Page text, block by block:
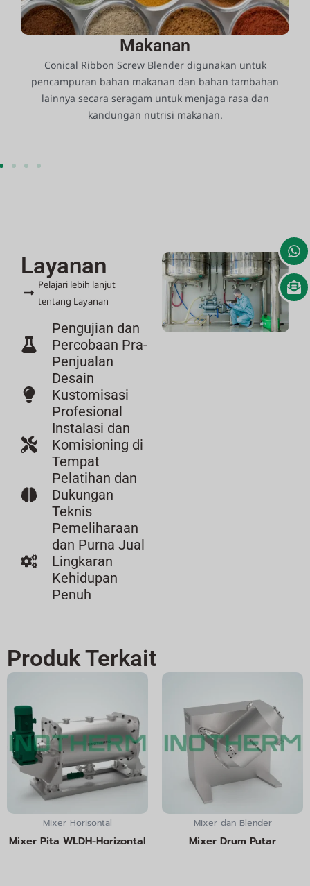
Makanan
Conical Ribbon Screw Blender digunakan untuk
pencampuran bahan makanan dan bahan tambahan
lainnya secara seragam untuk menjaga rasa dan
kandungan nutrisi makanan.
Layanan
Pelajari lebih lanjut
tentang Layanan
Pengujian dan
Percobaan Pra-
Penjualan
Desain
Kustomisasi
Profesional
Instalasi dan
Komisioning di
Tempat
Pelatihan dan
Dukungan
Teknis
Pemeliharaan
dan Purna Jual
Lingkaran
Kehidupan
Penuh
Produk Terkait
Mixer Horisontal
Mixer Pita WLDH-Horizontal
Mixer dan Blender
Mixer Drum Putar